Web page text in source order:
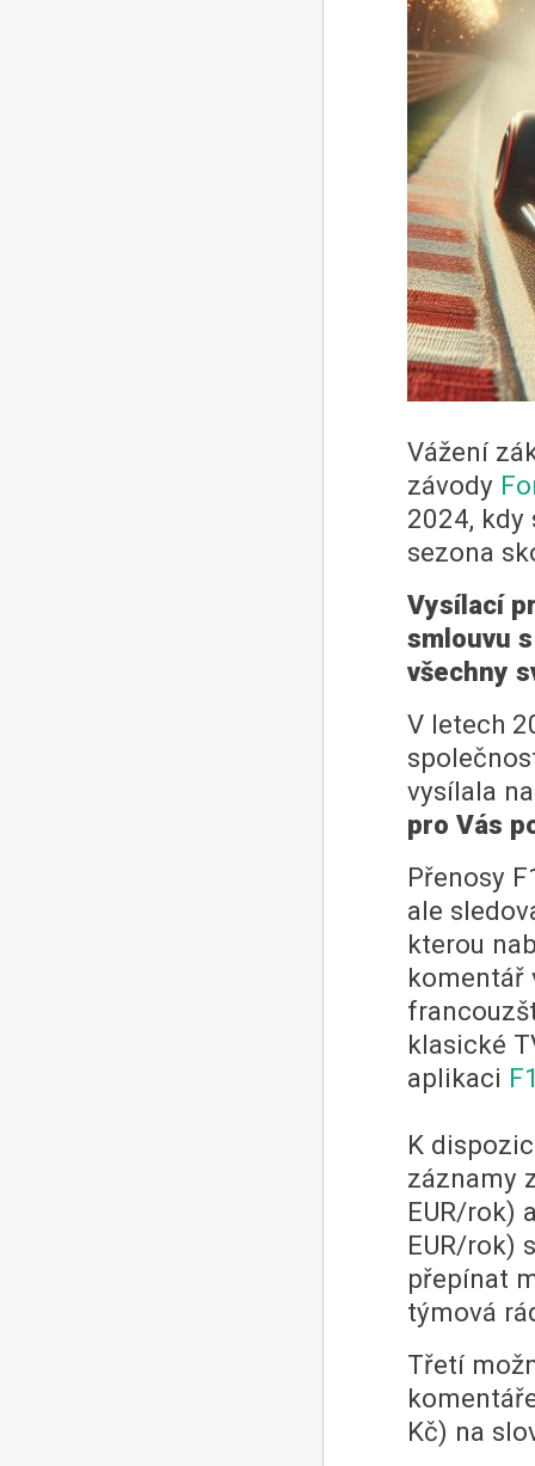
Vážení
závody
2024, kdy
sezona
Vysílací
smlouvu
všechny
V letech
vysílala
pro Vás
Přenosy
ale
kterou
komentář
klasické
aplikaci
K
záznamy
EUR/rok)
EUR/rok)
přepínat
týmová
Třetí
Kč) na